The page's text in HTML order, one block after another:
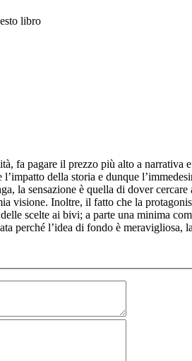
libro
fa pagare il prezzo più alto a narrativa
della storia e dunque
la sensazione è quella di dover
visione. Inoltre, il fatto che la
scelte ai bivi; a parte una minima
perché l’idea di fondo è